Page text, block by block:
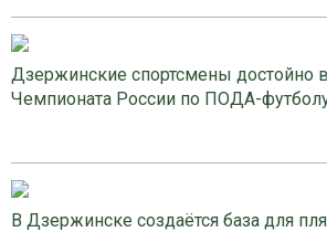
Дзержинские спортсмены достойно
Чемпионата России по ПОДА-
В Дзержинске создаётся база для